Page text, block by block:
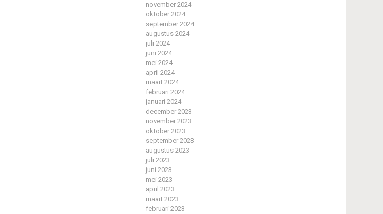
november 2024
oktober 2024
september 2024
augustus 2024
juli 2024
juni 2024
mei 2024
april 2024
maart 2024
februari 2024
januari 2024
december 2023
november 2023
oktober 2023
september 2023
augustus 2023
juli 2023
juni 2023
mei 2023
april 2023
maart 2023
februari 2023